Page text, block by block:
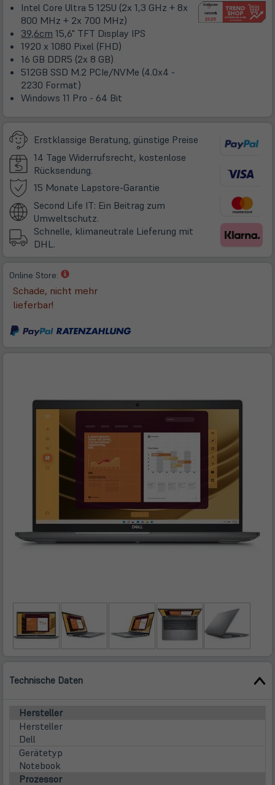
Tab)
Intel Core Ultra 5 125U (2x 1,3 GHz + 8x
800 MHz + 2x 700 MHz)
39,6cm 15,6" TFT Display IPS
1920 x 1080 Pixel (FHD)
16 GB DDR5 (2x 8 GB)
512GB SSD M.2 PCIe/NVMe (4.0x4 -
2230 Format)
Windows 11 Pro - 64 Bit
Erstklassige Beratung, günstige Preise
14 Tage Widerrufsrecht, kostenlose
Rücksendung.
15 Monate Lapstore-Garantie
neuem
Second Life IT: Ein Beitrag zum
Umweltschutz.
Schnelle, klimaneutrale Lieferung mit
DHL.
Online Store:
(öffnet
in
neuem
Schade, nicht mehr
lieferbar!
Technische Daten
Hersteller
Hersteller
Dell
Gerätetyp
Notebook
Prozessor